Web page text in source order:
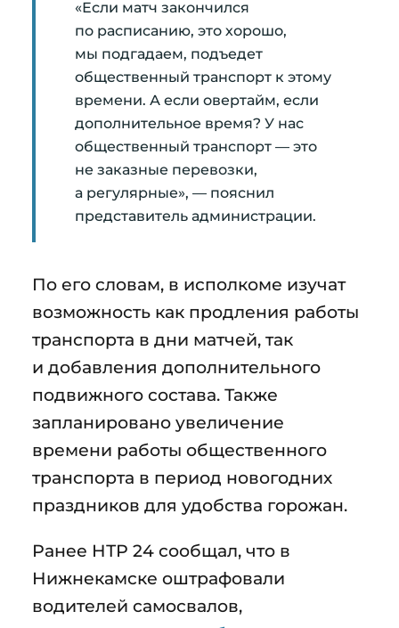
«Если матч закончился
по расписанию, это хорошо,
мы подгадаем, подъедет
общественный транспорт к этому
времени. А если овертайм, если
дополнительное время? У нас
общественный транспорт — это
не заказные перевозки,
а регулярные», — пояснил
представитель администрации.
По его словам, в исполкоме изучат
возможность как продления работы
транспорта в дни матчей, так
и добавления дополнительного
подвижного состава. Также
запланировано увеличение
времени работы общественного
транспорта в период новогодних
праздников для удобства горожан.
Ранее НТР 24 сообщал, что в
Нижнекамске оштрафовали
водителей самосвалов,